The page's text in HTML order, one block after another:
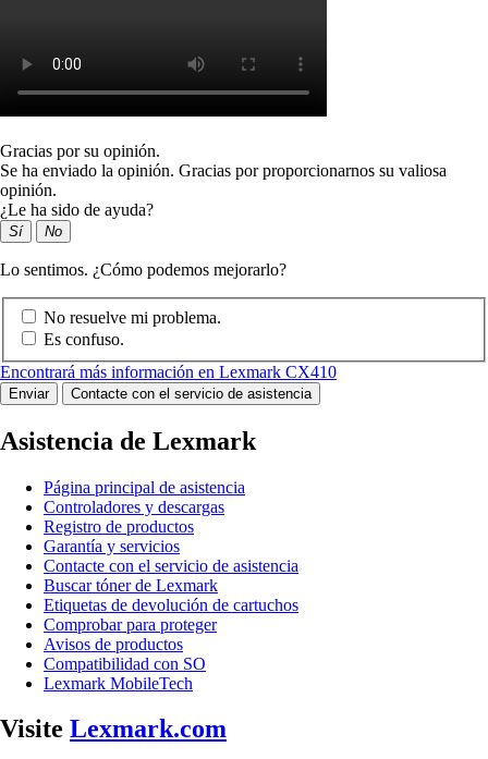
Gracias por su opinión.
Se ha enviado la opinión. Gracias por proporcionarnos su valiosa
opinión.
¿Le ha sido de ayuda?
Sí No
Lo sentimos. ¿Cómo podemos mejorarlo?
No resuelve mi problema.
Es confuso.
Encontrará más información en Lexmark CX410
Enviar Contacte con el servicio de asistencia
Asistencia de Lexmark
Página principal de asistencia
Controladores y descargas
Registro de productos
Garantía y servicios
Contacte con el servicio de asistencia
Buscar tóner de Lexmark
Etiquetas de devolución de cartuchos
Comprobar para proteger
Avisos de productos
Compatibilidad con SO
Lexmark MobileTech
Visite Lexmark.com